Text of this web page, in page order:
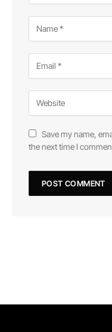
Save my name,
the next time I